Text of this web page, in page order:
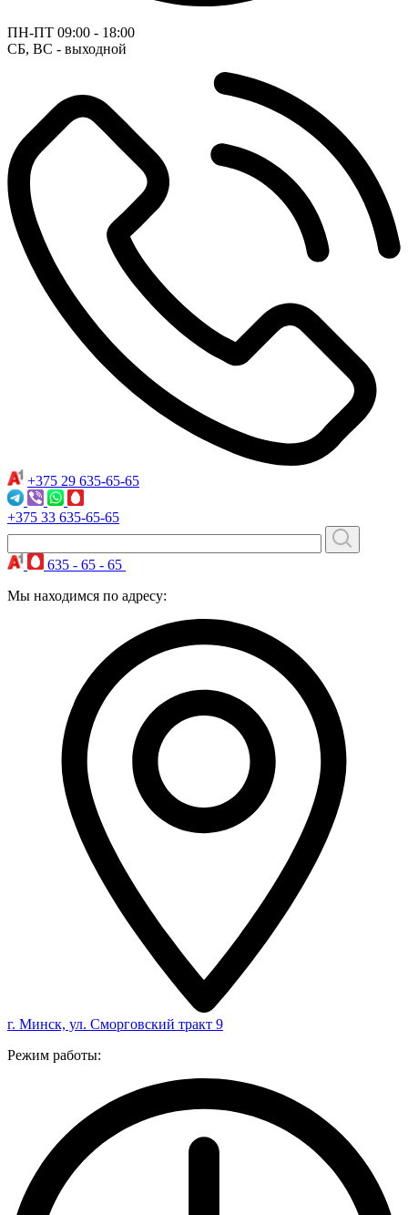
ПН-ПТ 09:00 - 18:00
СБ, ВС - выходной
+375 29 635-65-65
+375 33 635-65-65
635 - 65 - 65
Мы находимся по адресу:
г. Минск, ул. Сморговский тракт 9
Режим работы: